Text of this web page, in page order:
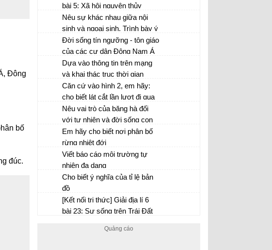
Đông
bố
đúc.
bài 5: Xã hội nguyên thủy
Nêu sự khác nhau giữa nội
sinh và ngoại sinh. Trình bày ý
nghĩa của nội sinh và ngoại
sinh trong hiện tượng tạo núi.
Đời sống tín ngưỡng - tôn giáo
của các cư dân Đông Nam Á
đã chịu ảnh hưởng từ văn hóa
Ấn Độ, Trung Quốc như thế
nào?
Dựa vào thông tin trên mạng
và khai thác trục thời gian
(tr.29), hãy nêu quá trình thành
lập nhà nước của người Ai
Cập và Lưỡng Hà
Căn cứ vào hình 2, em hãy:
cho biết lát cắt lần lượt đi qua
các dạng địa hình nào
Nêu vai trò của băng hà đối
với tự nhiên và đời sống con
người
Em hãy cho biết nơi phân bố
rừng nhiệt đới
Viết báo cáo môi trường tự
nhiên đa dạng
Cho biết ý nghĩa của tỉ lệ bản
đồ
[Kết nối tri thức] Giải địa lí 6
bài 23: Sự sống trên Trái Đất